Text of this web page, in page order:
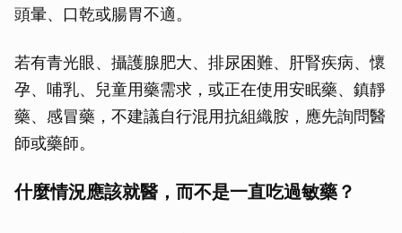
頭暈、口乾或腸胃不適。
若有青光眼、攝護腺肥大、排尿困難、肝腎疾病、懷
孕、哺乳、兒童用藥需求，或正在使用安眠藥、鎮靜
藥、感冒藥，不建議自行混用抗組織胺，應先詢問醫
師或藥師。
什麼情況應該就醫，而不是一直吃過敏藥？